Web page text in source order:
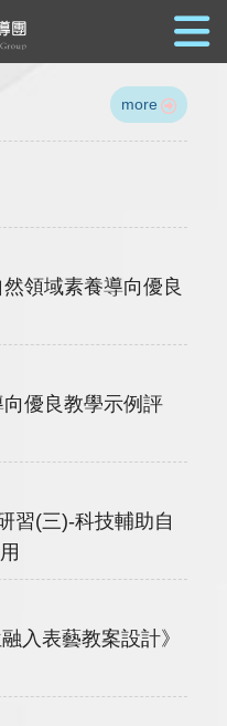
more
領域素養導向優良
優良教學示例評
習(三)-科技輔助自
入表藝教案設計》